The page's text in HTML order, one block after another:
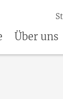
Über uns